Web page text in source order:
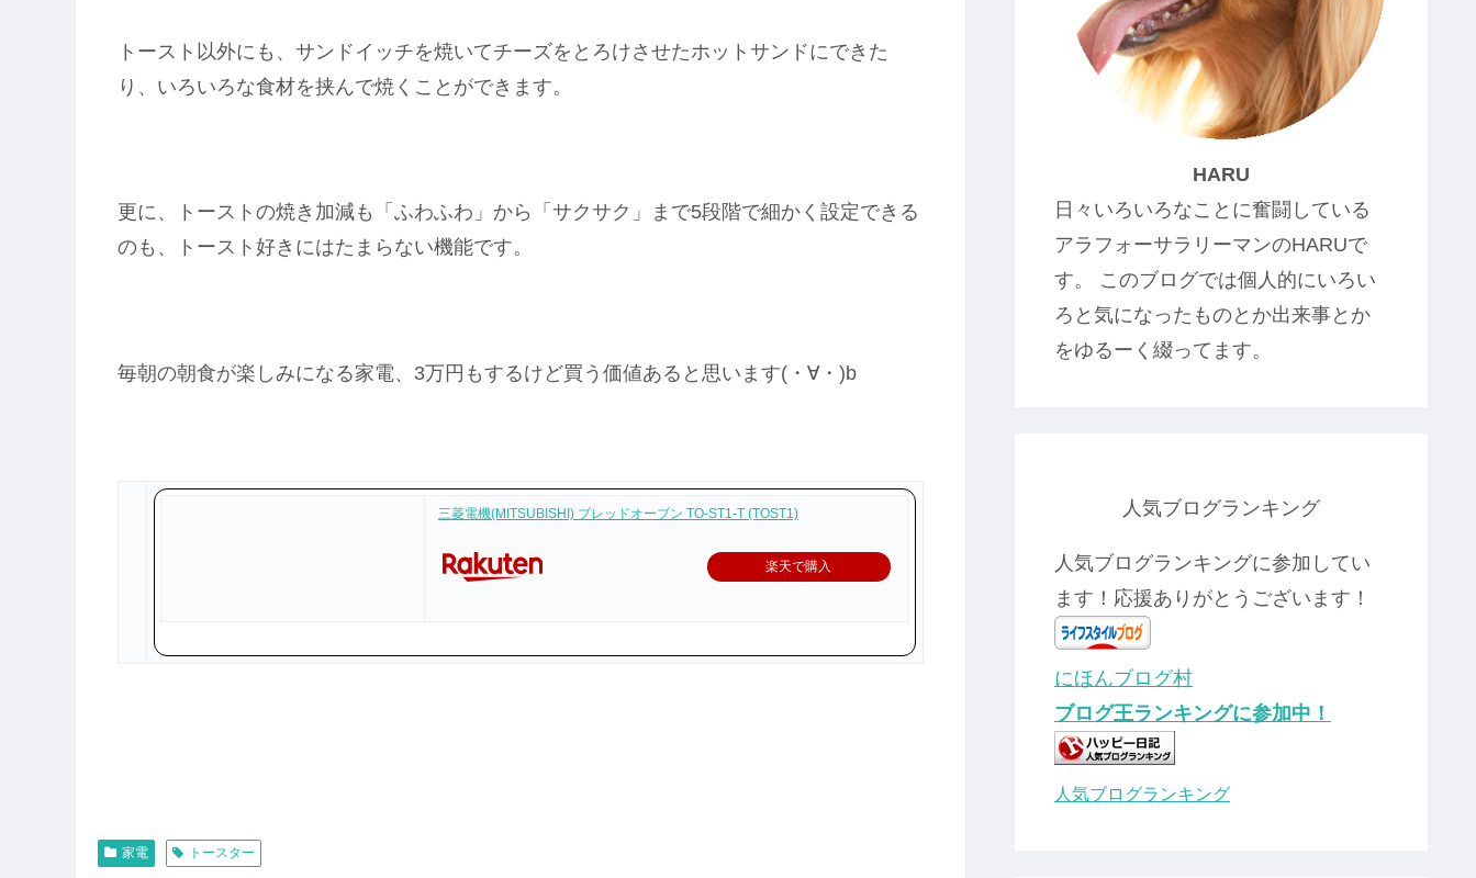
トースト以外にも、サンドイッチを焼いてチーズをとろけさせたホットサンドにできた
り、いろいろな食材を挟んで焼くことができます。
更に、トーストの焼き加減も「ふわふわ」から「サクサク」まで5段階で細かく設定できる
のも、トースト好きにはたまらない機能です。
毎朝の朝食が楽しみになる家電、3万円もするけど買う価値あると思います(・∀・)b
三菱電機(MITSUBISHI) ブレッドオーブン TO-ST1-T (TOST1)
楽天で購入
家電 トースター
HARU
日々いろいろなことに奮闘している
アラフォーサラリーマンのHARUで
す。 このブログでは個人的にいろい
ろと気になったものとか出来事とか
をゆるーく綴ってます。
人気ブログランキング
人気ブログランキングに参加してい
ます！応援ありがとうございます！
にほんブログ村
ブログ王ランキングに参加中！
人気ブログランキング